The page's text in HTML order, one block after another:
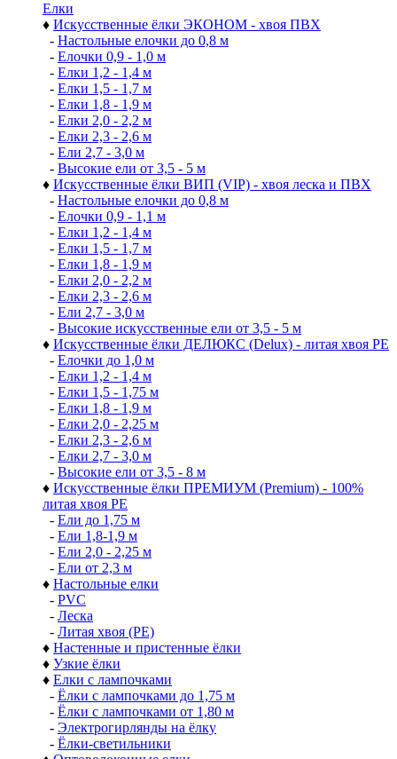
Елки
♦ Искусственные ёлки ЭКОНОМ - хвоя ПВХ
- Настольные елочки до 0,8 м
- Елочки 0,9 - 1,0 м
- Елки 1,2 - 1,4 м
- Елки 1,5 - 1,7 м
- Елки 1,8 - 1,9 м
- Елки 2,0 - 2,2 м
- Елки 2,3 - 2,6 м
- Ели 2,7 - 3,0 м
- Высокие ели от 3,5 - 5 м
♦ Искусственные ёлки ВИП (VIP) - хвоя леска и ПВХ
- Настольные елочки до 0,8 м
- Елочки 0,9 - 1,1 м
- Елки 1,2 - 1,4 м
- Елки 1,5 - 1,7 м
- Елки 1,8 - 1,9 м
- Елки 2,0 - 2,2 м
- Елки 2,3 - 2,6 м
- Ели 2,7 - 3,0 м
- Высокие искусственные ели от 3,5 - 5 м
♦ Искусственные ёлки ДЕЛЮКС (Delux) - литая хвоя РЕ
- Елочки до 1,0 м
- Елки 1,2 - 1,4 м
- Елки 1,5 - 1,75 м
- Елки 1,8 - 1,9 м
- Елки 2,0 - 2,25 м
- Елки 2,3 - 2,6 м
- Елки 2,7 - 3,0 м
- Высокие ели от 3,5 - 8 м
♦ Искусственные ёлки ПРЕМИУМ (Premium) - 100%
литая хвоя РЕ
- Ели до 1,75 м
- Ели 1,8-1,9 м
- Ели 2,0 - 2,25 м
- Ели от 2,3 м
♦ Настольные елки
- PVC
- Леска
- Литая хвоя (РЕ)
♦ Настенные и пристенные ёлки
♦ Узкие ёлки
♦ Елки с лампочками
- Ёлки с лампочками до 1,75 м
- Ёлки с лампочками от 1,80 м
- Электрогирлянды на ёлку
- Ёлки-светильники